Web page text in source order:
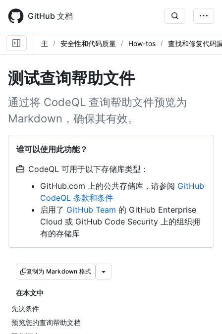
main
content
GitHub 文档
主 安全性和代码质量 How-tos 查找和修复代码
测试查询帮助文件
通过将 CodeQL 查询帮助文件预览为
Markdown，确保其有效。
谁可以使用此功能？
CodeQL 可用于以下存储库类型：
GitHub.com 上的公共存储库，请参阅 GitHub
CodeQL 条款和条件
启用了 GitHub Team 的 GitHub Enterprise
Cloud 或 GitHub Code Security 上的组织拥
有的存储库
复制为 Markdown 格式
在本文中
先决条件
预览您的查询帮助文档